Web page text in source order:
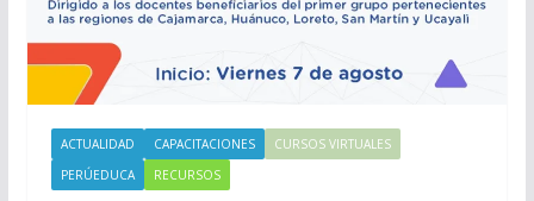
ACTUALIDAD CAPACITACIONES
CURSOS VIRTUALES
PERÚEDUCA
RECURSOS